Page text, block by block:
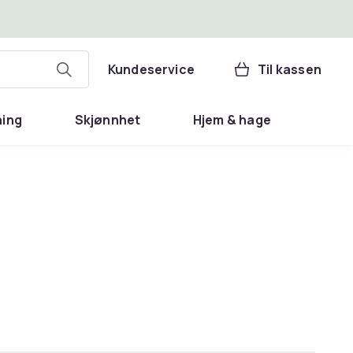
Kundeservice Til kassen
Skjønnhet Hjem & hage